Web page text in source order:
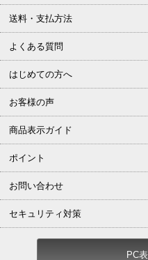
送料・支払方法
よくある質問
はじめての方へ
お客様の声
商品表示ガイド
ポイント
お問い合わせ
セキュリティ対策
PC